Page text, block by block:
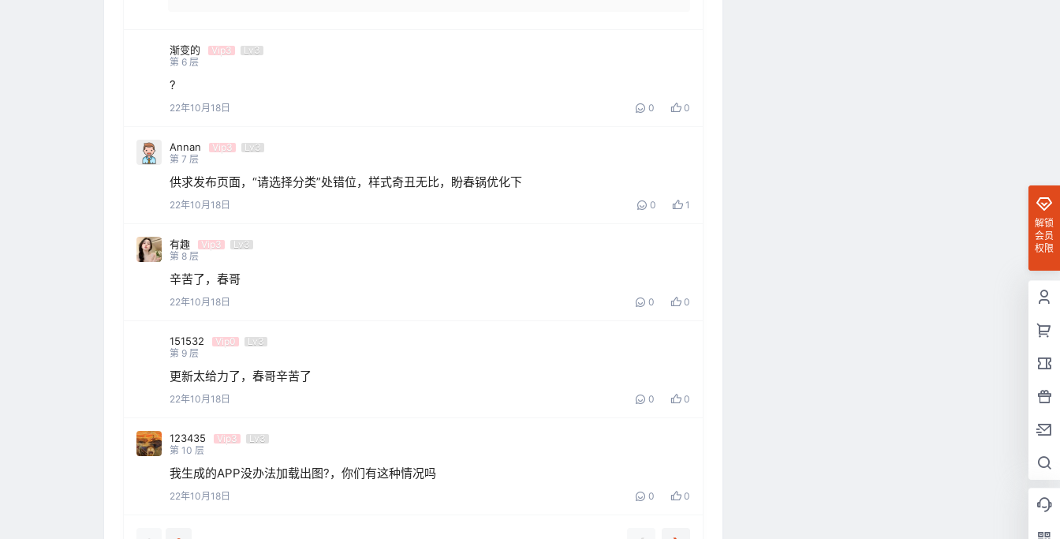
渐变的 Vip3
Lv3
第 6 层
?
22年10月18日 0 0
Annan Vip3
Lv3
第 7 层
供求发布页面，“请选择分类”处错位，样式奇丑无比，盼春锅优化下
22年10月18日 0 1
有趣 Vip3
Lv3
第 8 层
辛苦了，春哥
22年10月18日 0 0
151532 Vip0
Lv3
第 9 层
更新太给力了，春哥辛苦了
22年10月18日 0 0
123435 Vip3
Lv3
第 10 层
我生成的APP没办法加载出图?，你们有这种情况吗
22年10月18日 0 0
解锁
会员
权限